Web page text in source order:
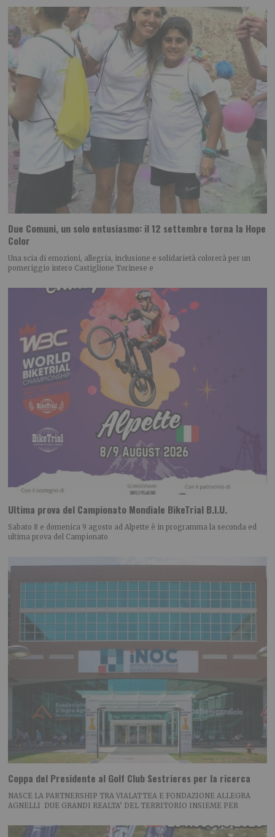
Due Comuni, un solo entusiasmo: il 12 settembre torna la Hope
Color
Una scia di emozioni, allegria, inclusione e solidarietà colorerà per un
pomeriggio intero Castiglione Torinese e
Ultima prova del Campionato Mondiale BikeTrial B.I.U.
Sabato 8 e domenica 9 agosto ad Alpette è in programma la seconda ed
ultima prova del Campionato
Coppa del Presidente al Golf Club Sestrieres per la ricerca
NASCE LA PARTNERSHIP TRA VIALATTEA E FONDAZIONE ALLEGRA
AGNELLI DUE GRANDI REALTA’ DEL TERRITORIO INSIEME PER